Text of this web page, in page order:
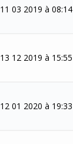
11 03 2019 à 08:14
13 12 2019 à 15:55
12 01 2020 à 19:33